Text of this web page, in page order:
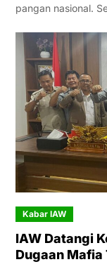
pangan nasional.
Kabar IAW
IAW Datangi
Dugaan Mafia